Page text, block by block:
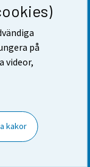
på
videor,
kakor